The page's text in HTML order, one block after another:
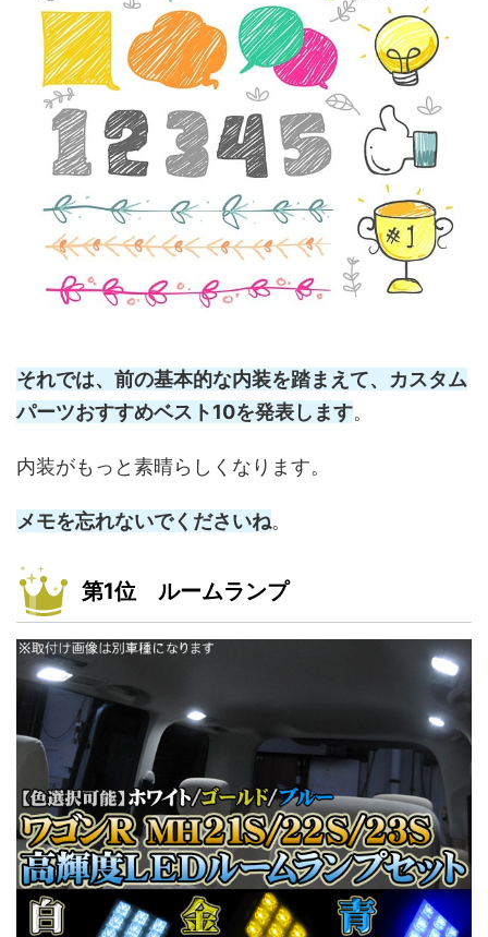
それでは、前の基本的な内装を踏まえて、カスタム
パーツおすすめベスト10を発表します。
内装がもっと素晴らしくなります。
メモを忘れないでくださいね。
第1位 ルームランプ